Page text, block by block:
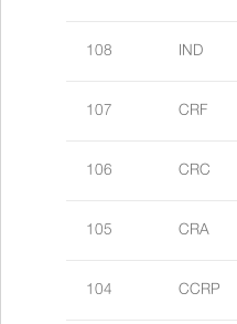
108 IND
107 CRF
106 CRC
105 CRA
104 CCRP